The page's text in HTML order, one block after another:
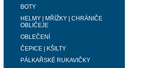
BOTY
HELMY | MŘÍŽKY | CHRÁNIČE
OBLIČEJE
OBLEČENÍ
ČEPICE | KŠILTY
PÁLKAŘSKÉ RUKAVIČKY